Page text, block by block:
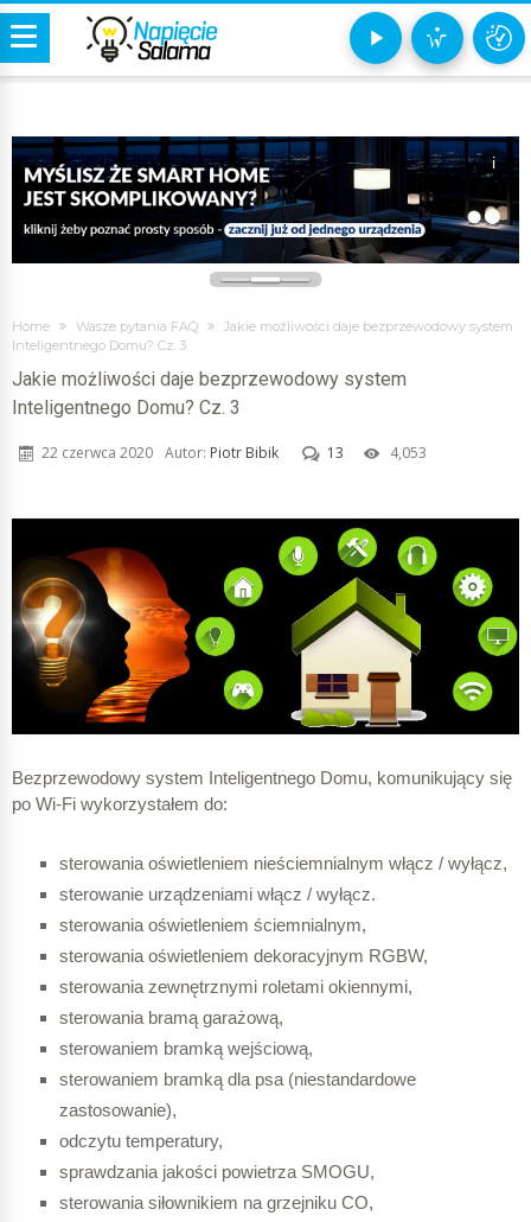
i
Home Wasze pytania FAQ
Jakie możliwości daje bezprzewodowy system
Inteligentnego Domu? Cz. 3
Jakie możliwości daje bezprzewodowy system
Inteligentnego Domu? Cz. 3
Autor: Piotr Bibik
22 czerwca 2020 13 4,053
Bezprzewodowy system Inteligentnego Domu, komunikujący się
po Wi-Fi wykorzystałem do:
sterowania oświetleniem nieściemnialnym włącz / wyłącz,
sterowanie urządzeniami włącz / wyłącz.
sterowania oświetleniem ściemnialnym,
sterowania oświetleniem dekoracyjnym RGBW,
sterowania zewnętrznymi roletami okiennymi,
sterowania bramą garażową,
sterowaniem bramką wejściową,
sterowaniem bramką dla psa (niestandardowe
zastosowanie),
odczytu temperatury,
sprawdzania jakości powietrza SMOGU,
sterowania siłownikiem na grzejniku CO,